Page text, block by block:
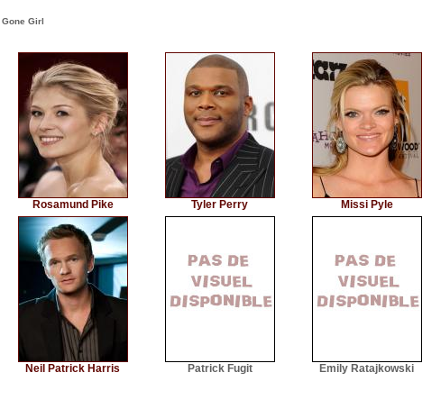
Gone Girl
Rosamund Pike Tyler Perry Missi Pyle
Neil Patrick Harris Patrick Fugit Emily Ratajkowski